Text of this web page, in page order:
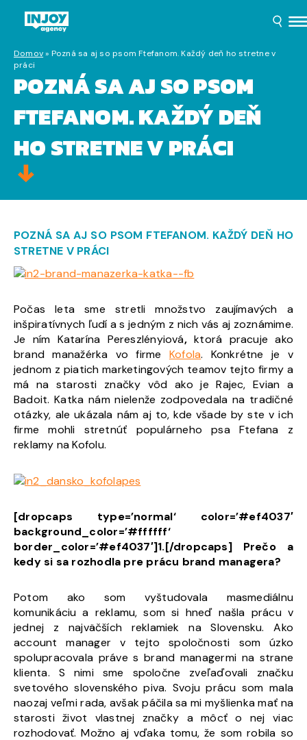
Domov» Pozná sa aj so psom Ftefanom. Každý deň ho stretne v
práci
POZNÁ SA AJ SO PSOM
FTEFANOM. KAŽDÝ DEŇ
HO STRETNE V PRÁCI
POZNÁ SA AJ SO PSOM FTEFANOM. KAŽDÝ DEŇ HO
STRETNE V PRÁCI
Počas leta sme stretli množstvo zaujímavých a
inšpiratívnych ľudí a s jedným z nich vás aj zoznámime.
Je ním Katarína Pereszlényiová,ktorá pracuje ako
brand manažérka vo firme Kofola. Konkrétne je v
jednom z piatich marketingových teamov tejto firmy a
má na starosti značky vôd ako je Rajec, Evian a
Badoit. Katka nám nielenže zodpovedala na tradičné
otázky, ale ukázala nám aj to, kde všade by ste v ich
firme mohli stretnúť populárneho psa Ftefana z
reklamy na Kofolu.
[dropcaps type=’normal‘ color=’#ef4037′
background_color=’#ffffff‘
border_color=’#ef4037′]1.[/dropcaps] Prečo a
kedy si sa rozhodla pre prácu brand managera?
Potom ako som vyštudovala masmediálnu
komunikáciu a reklamu, som si hneď našla prácu v
jednej z najväčších reklamiek na Slovensku. Ako
account manager v tejto spoločnosti som úzko
spolupracovala práve s brand managermi na strane
klienta. S nimi sme spoločne zveľaďovali značku
svetového slovenského piva. Svoju prácu som mala
naozaj veľmi rada, avšak páčila sa mi myšlienka mať na
starosti život vlastnej značky a môcť o nej viac
rozhodovať. Možno aj vďaka tomu, že som robila so